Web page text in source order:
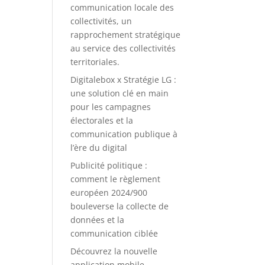
communication locale des
collectivités, un
rapprochement stratégique
au service des collectivités
territoriales.
Digitalebox x Stratégie LG :
une solution clé en main
pour les campagnes
électorales et la
communication publique à
l’ère du digital
Publicité politique :
comment le règlement
européen 2024/900
bouleverse la collecte de
données et la
communication ciblée
Découvrez la nouvelle